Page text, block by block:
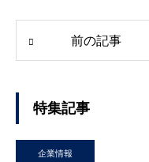
前の記事
特集記事
企業情報